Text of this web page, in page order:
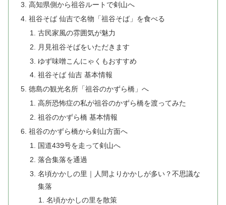
高知県側から祖谷ルートで剣山へ
祖谷そば 仙吉で名物「祖谷そば」を食べる
古民家風の雰囲気が魅力
月見祖谷そばをいただきます
ゆず味噌こんにゃくもおすすめ
祖谷そば 仙吉 基本情報
徳島の観光名所「祖谷のかずら橋」へ
高所恐怖症の私が祖谷のかずら橋を渡ってみた
祖谷のかずら橋 基本情報
祖谷のかずら橋から剣山方面へ
国道439号を走って剣山へ
落合集落を通過
名頃かかしの里｜人間よりかかしが多い？不思議な
集落
名頃かかしの里を散策